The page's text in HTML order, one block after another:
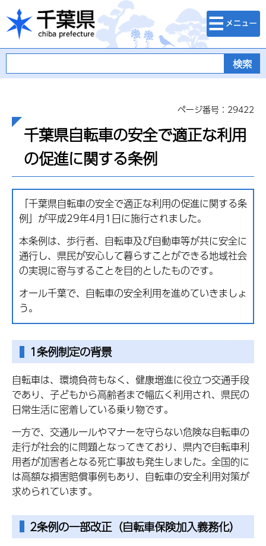
千葉県
検索・メニュ
ー
ページ番号：29422
千葉県自転車の安全で適正な利用
の促進に関する条例
「千葉県自転車の安全で適正な利用の促進に関する条
例」が平成29年4月1日に施行されました。
本条例は、歩行者、自転車及び自動車等が共に安全に
通行し、県民が安心して暮らすことができる地域社会
の実現に寄与することを目的としたものです。
オール千葉で、自転車の安全利用を進めていきましょ
う。
1条例制定の背景
自転車は、環境負荷もなく、健康増進に役立つ交通手段
であり、子どもから高齢者まで幅広く利用され、県民の
日常生活に密着している乗り物です。
一方で、交通ルールやマナーを守らない危険な自転車の
走行が社会的に問題となってきており、県内で自転車利
用者が加害者となる死亡事故も発生しました。全国的に
は高額な損害賠償事例もあり、自転車の安全利用対策が
求められています。
2条例の一部改正（自転車保険加入義務化）